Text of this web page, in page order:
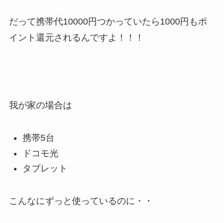
だって携帯代10000円つかっていたら1000円もポ
イント還元されるんですよ！！！
我が家の場合は
携帯5台
ドコモ光
タブレット
こんなにずっと使っているのに・・